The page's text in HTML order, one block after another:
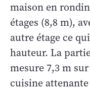
maison en
étages (8,8 m),
autre étage ce
hauteur. La
mesure 7,3 m
cuisine